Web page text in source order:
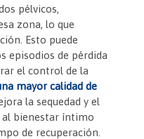
pélvicos,
zona, lo que
Esto puede
episodios de pérdida
el control de la
mayor calidad de
la sequedad y el
bienestar íntimo
de recuperación.